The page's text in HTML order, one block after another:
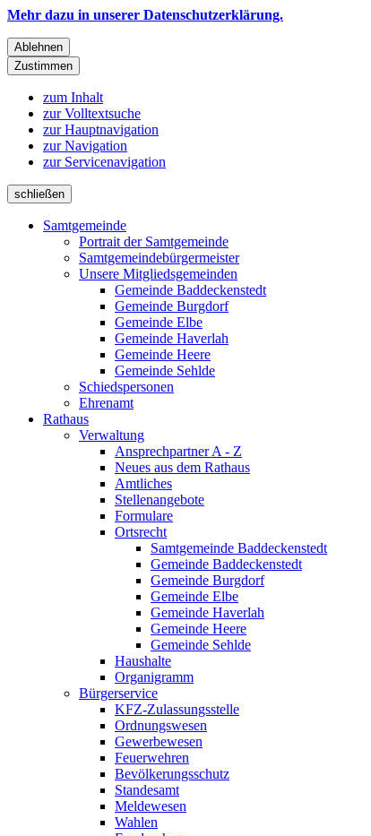
Mehr dazu in unserer Datenschutzerklärung.
Ablehnen
Zustimmen
zum Inhalt
zur Volltextsuche
zur Hauptnavigation
zur Navigation
zur Servicenavigation
schließen
Samtgemeinde
Portrait der Samtgemeinde
Samtgemeindebürgermeister
Unsere Mitgliedsgemeinden
Gemeinde Baddeckenstedt
Gemeinde Burgdorf
Gemeinde Elbe
Gemeinde Haverlah
Gemeinde Heere
Gemeinde Sehlde
Schiedspersonen
Ehrenamt
Rathaus
Verwaltung
Ansprechpartner A - Z
Neues aus dem Rathaus
Amtliches
Stellenangebote
Formulare
Ortsrecht
Samtgemeinde Baddeckenstedt
Gemeinde Baddeckenstedt
Gemeinde Burgdorf
Gemeinde Elbe
Gemeinde Haverlah
Gemeinde Heere
Gemeinde Sehlde
Haushalte
Organigramm
Bürgerservice
KFZ-Zulassungsstelle
Ordnungswesen
Gewerbewesen
Feuerwehren
Bevölkerungsschutz
Standesamt
Meldewesen
Wahlen